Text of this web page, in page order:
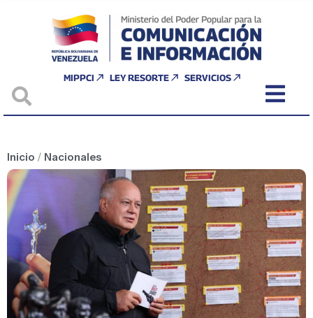
MIPPCI LEY RESORTE SERVICIOS
Inicio / Nacionales